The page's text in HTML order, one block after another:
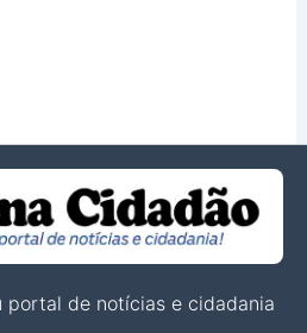
portal de notícias e cidadania